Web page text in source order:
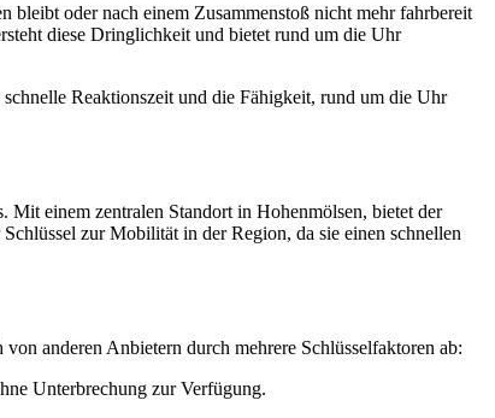
oder nach einem Zusammenstoß nicht mehr fahrbereit
diese Dringlichkeit und bietet rund um die Uhr
Reaktionszeit und die Fähigkeit, rund um die Uhr
Mit einem zentralen Standort in Hohenmölsen, bietet der
zur Mobilität in der Region, da sie einen schnellen
anderen Anbietern durch mehrere Schlüsselfaktoren ab:
Unterbrechung zur Verfügung.